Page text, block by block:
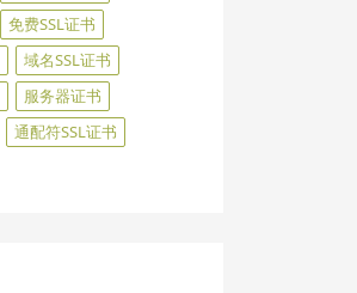
免费SSL证书
域名SSL证书
服务器证书
通配符SSL证书